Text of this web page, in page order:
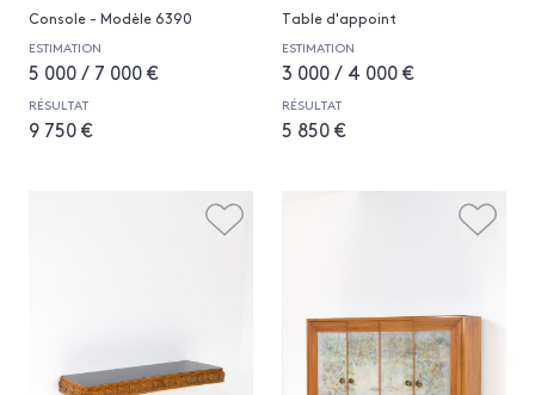
Console - Modèle 6390
ESTIMATION
5 000 / 7 000 €
RÉSULTAT
9 750 €
Table d'appoint
ESTIMATION
3 000 / 4 000 €
RÉSULTAT
5 850 €